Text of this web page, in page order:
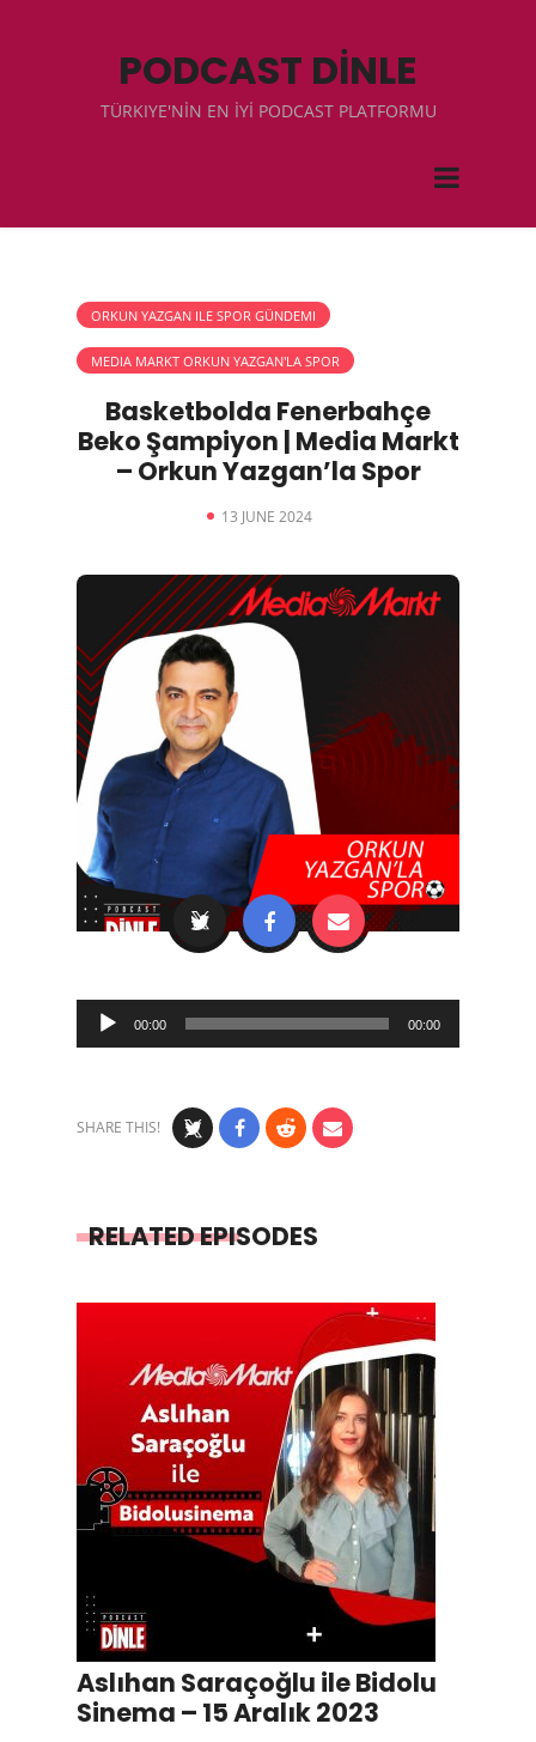
PODCAST DİNLE
TÜRKIYE'NİN EN İYİ PODCAST PLATFORMU
ORKUN YAZGAN ILE SPOR GÜNDEMI
MEDIA MARKT ORKUN YAZGAN'LA SPOR
Basketbolda Fenerbahçe
Beko Şampiyon | Media Markt
– Orkun Yazgan’la Spor
13 JUNE 2024
Audio
Player
00:00 00:00
SHARE THIS!
RELATED EPISODES
Aslıhan Saraçoğlu ile Bidolu
Sinema – 15 Aralık 2023